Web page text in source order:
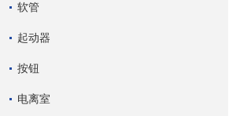
软管
起动器
按钮
电离室